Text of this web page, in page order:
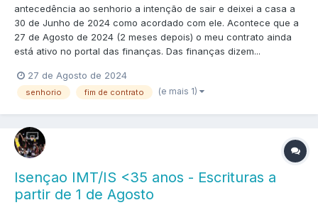
antecedência ao senhorio a intenção de sair e deixei a casa a
30 de Junho de 2024 como acordado com ele. Acontece que a
27 de Agosto de 2024 (2 meses depois) o meu contrato ainda
está ativo no portal das finanças. Das finanças dizem...
27 de Agosto de 2024
senhorio fim de contrato (e mais 1)
Isençao IMT/IS <35 anos - Escrituras a
partir de 1 de Agosto